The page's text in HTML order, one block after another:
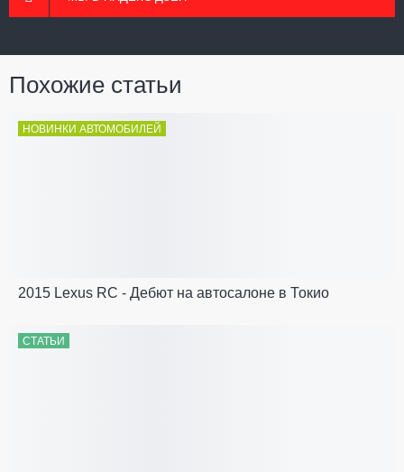
Похожие статьи
НОВИНКИ АВТОМОБИЛЕЙ
2015 Lexus RC - Дебют на автосалоне в Токио
СТАТЬИ